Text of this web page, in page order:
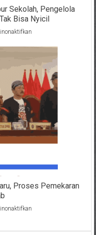
Sekolah, Pengelola
Bisa Nyicil
pada
MBG
Dihentikan
Libur
Sekolah,
Pengelola
Dapur
Jatim
Kelimpungan,
Takut
Tak
Bisa
Proses Pemekaran
pada